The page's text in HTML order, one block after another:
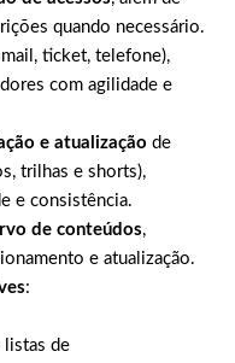
quando necessário.
ticket, telefone),
com agilidade e
e atualização de
trilhas e shorts),
e consistência.
de conteúdos,
e atualização.
:
listas de